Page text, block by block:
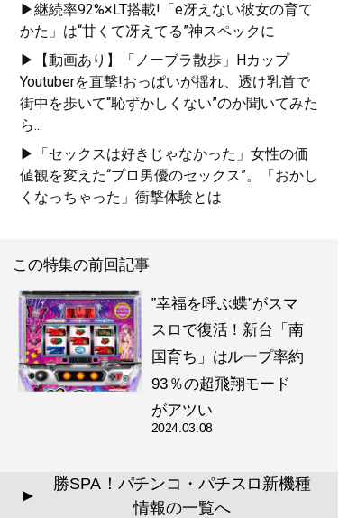
▶継続率92%×LT搭載!「e冴えない彼女の育て
かた」は“甘くて冴えてる”神スペックに
▶【動画あり】「ノーブラ散歩」Hカップ
Youtuberを直撃!おっぱいが揺れ、透け乳首で
街中を歩いて“恥ずかしくない”のか聞いてみた
ら...
▶「セックスは好きじゃなかった」女性の価
値観を変えた“プロ男優のセックス”。「おかし
くなっちゃった」衝撃体験とは
この特集の前回記事
‟幸福を呼ぶ蝶”がスマ
スロで復活！新台「南
国育ち」はループ率約
93％の超飛翔モード
がアツい
2024.03.08
▲
勝SPA！パチンコ・パチスロ新機種
情報の一覧へ